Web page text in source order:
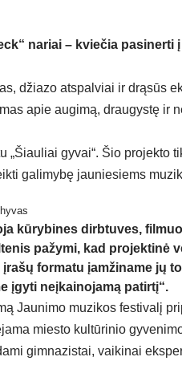
nariai – kviečia pasinerti
džiazo atspalviai ir drąsūs
apie augimą, draugystę ir
„Šiauliai gyvai“. Šio projekto
galimybę jauniesiems
kūrybines dirbtuves,
pažymi, kad projektinė
formatu įamžiname jų
įgyti neįkainojamą patirtį“.
Jaunimo muzikos festivalį
miesto kultūrinio
gimnazistai, vaikinai